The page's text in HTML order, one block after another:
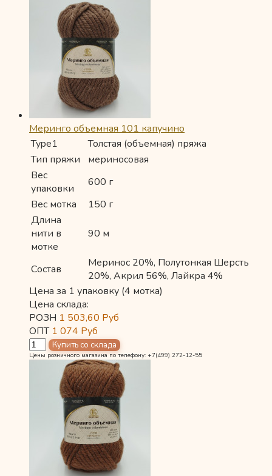
Меринго объемная 101 капучино
Type1
Толстая (объемная) пряжа
Тип пряжи
мериносовая
Вес
упаковки
600 г
Вес мотка
150 г
Длина
нити в
мотке
90 м
Состав
Меринос 20%, Полутонкая Шерсть
20%, Акрил 56%, Лайкра 4%
Цена за 1 упаковку (4 мотка)
Цена склада:
РОЗН 1 503,60 Руб
ОПТ 1 074 Руб
Цены розничного магазина по телефону: +7(499) 272-12-55